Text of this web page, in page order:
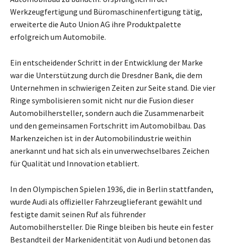
Werkzeugfertigung und Büromaschinenfertigung tätig,
erweiterte die Auto Union AG ihre Produktpalette
erfolgreich um Automobile.
Ein entscheidender Schritt in der Entwicklung der Marke
war die Unterstützung durch die Dresdner Bank, die dem
Unternehmen in schwierigen Zeiten zur Seite stand. Die vier
Ringe symbolisieren somit nicht nur die Fusion dieser
Automobilhersteller, sondern auch die Zusammenarbeit
und den gemeinsamen Fortschritt im Automobilbau. Das
Markenzeichen ist in der Automobilindustrie weithin
anerkannt und hat sich als ein unverwechselbares Zeichen
für Qualität und Innovation etabliert.
In den Olympischen Spielen 1936, die in Berlin stattfanden,
wurde Audi als offizieller Fahrzeuglieferant gewählt und
festigte damit seinen Ruf als führender
Automobilhersteller. Die Ringe bleiben bis heute ein fester
Bestandteil der Markenidentität von Audi und betonen das